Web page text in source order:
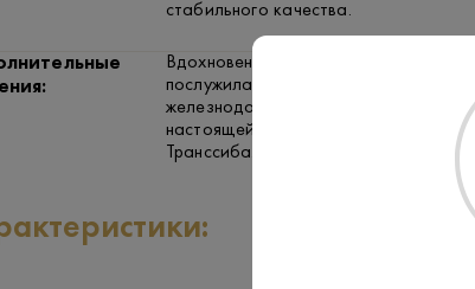
стабильного качества.
Вдохновением для создания водки
послужила Транссибирская
железнодорожный маршрут в мире.
настоящей сибирской водки — Омск,
Транссиба.